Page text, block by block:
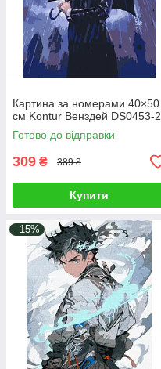
Картина за номерами 40×50
см Kontur Венздей DS0453-2
Готово до відправки
309 ₴ 389 ₴
Купити
–15%